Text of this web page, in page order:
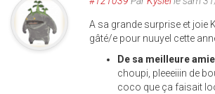
A sa grande surprise et joie
gâté/e pour nuuyel cette
De sa meilleure
choupi, pleeeiiin de
coco que ça faisait